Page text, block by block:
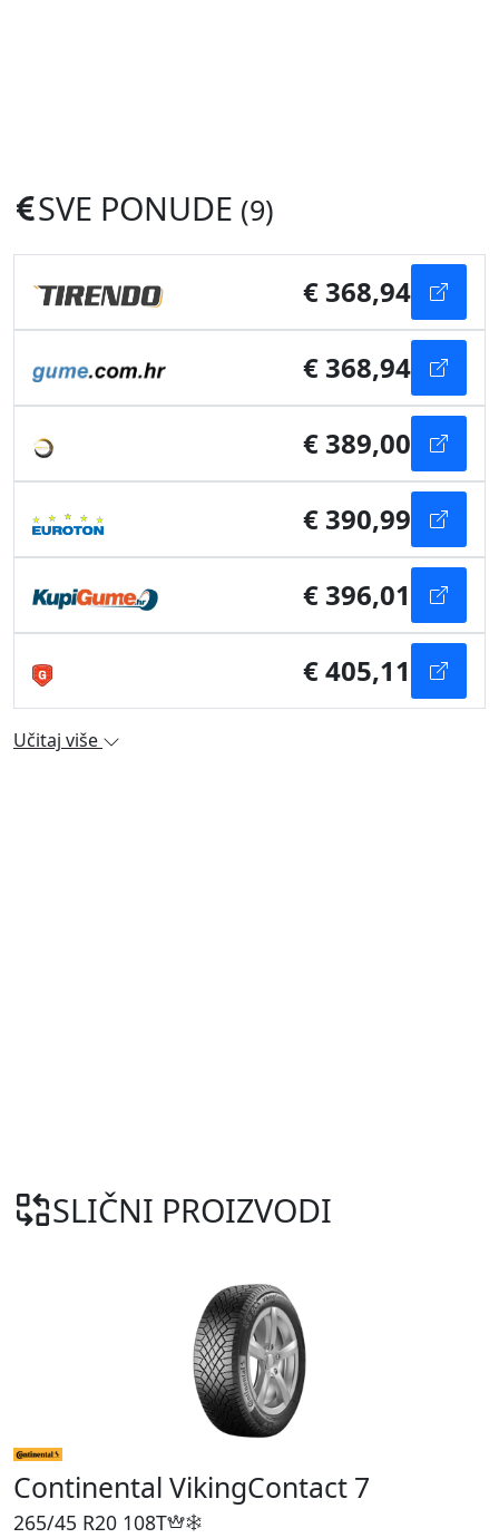
SVE PONUDE (9)
€ 368,94
€ 368,94
€ 389,00
€ 390,99
€ 396,01
€ 405,11
Učitaj više
SLIČNI PROIZVODI
Continental VikingContact 7
265/45 R20 108T